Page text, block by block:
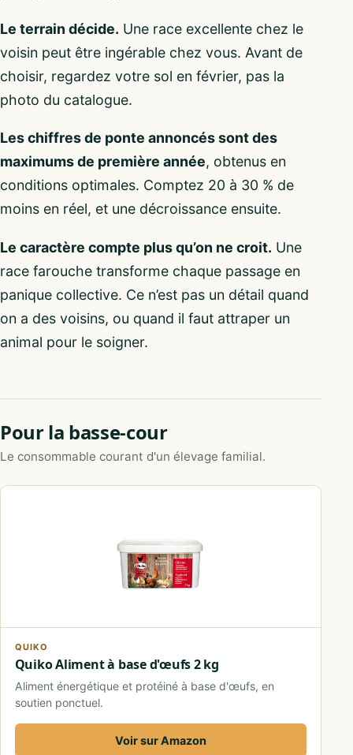
Le terrain décide. Une race excellente chez le
voisin peut être ingérable chez vous. Avant de
choisir, regardez votre sol en février, pas la
photo du catalogue.
Les chiffres de ponte annoncés sont des
maximums de première année, obtenus en
conditions optimales. Comptez 20 à 30 % de
moins en réel, et une décroissance ensuite.
Le caractère compte plus qu’on ne croit. Une
race farouche transforme chaque passage en
panique collective. Ce n’est pas un détail quand
on a des voisins, ou quand il faut attraper un
animal pour le soigner.
Pour la basse-cour
Le consommable courant d'un élevage familial.
QUIKO
Quiko Aliment à base d'œufs 2 kg
Aliment énergétique et protéiné à base d'œufs, en
soutien ponctuel.
Voir sur Amazon